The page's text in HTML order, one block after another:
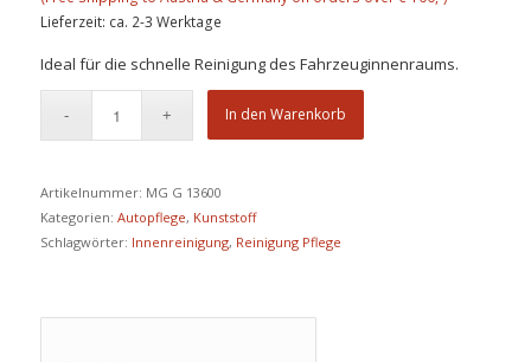
Lieferzeit: ca. 2-3 Werktage
Ideal für die schnelle Reinigung des Fahrzeuginnenraums.
In den Warenkorb
Artikelnummer: MG G 13600
Kategorien: Autopflege, Kunststoff
Schlagwörter: Innenreinigung, Reinigung Pflege